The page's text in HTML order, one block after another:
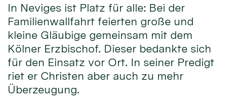
In Neviges ist Platz für alle: Bei der
Familienwallfahrt feierten große und
kleine Gläubige gemeinsam mit dem
Kölner Erzbischof. Dieser bedankte sich
für den Einsatz vor Ort. In seiner Predigt
riet er Christen aber auch zu mehr
Überzeugung.